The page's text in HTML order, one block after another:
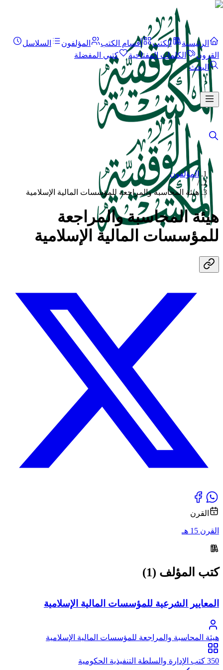
الرئيسية الكتب أقسام الكتب المؤلفون
السلاسل
القرون
الكلمات المفتاحية
كتبي المفضلة
البحث
المؤلفون
/
هيئة المحاسبة والمراجعة للمؤسسات المالية الإسلامية
هيئة المحاسبة والمراجعة
للمؤسسات المالية الإسلامية
القرن
القرن 15 هـ
كتب المؤلف (1)
المعايير الشرعية للمؤسسات المالية الإسلامية
هيئة المحاسبة والمراجعة للمؤسسات المالية الإسلامية
350 كتب الإدارة والسلطة التنفيذية الحكومية